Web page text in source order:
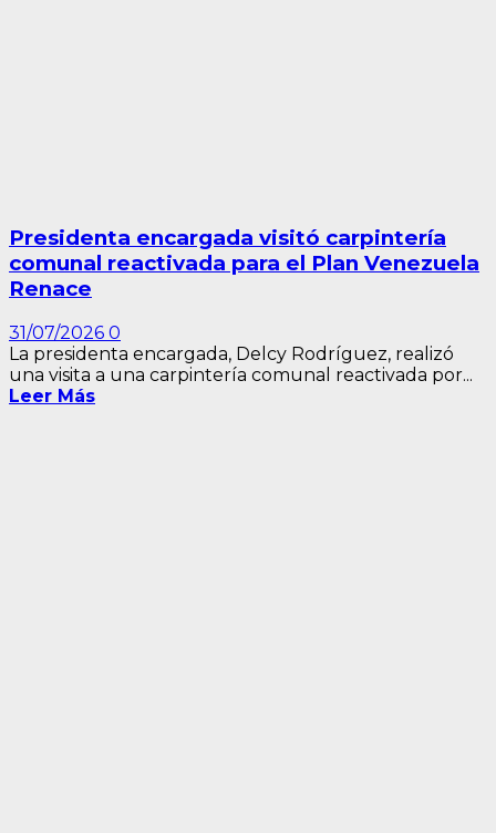
Presidenta encargada visitó carpintería
comunal reactivada para el Plan Venezuela
Renace
31/07/2026 0
La presidenta encargada, Delcy Rodríguez, realizó
una visita a una carpintería comunal reactivada por...
Leer Más